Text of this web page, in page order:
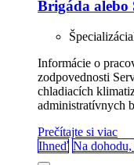
Brigáda alebo
Špecializácia
Informácie o
zodpovednosti
chladiacích
administratívnych
Prečítajte si viac
Ihneď Na